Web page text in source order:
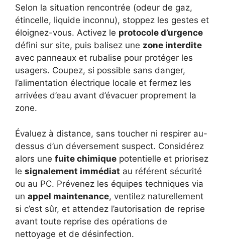
Selon la situation rencontrée (odeur de gaz,
étincelle, liquide inconnu), stoppez les gestes et
éloignez-vous. Activez le protocole d’urgence
défini sur site, puis balisez une zone interdite
avec panneaux et rubalise pour protéger les
usagers. Coupez, si possible sans danger,
l’alimentation électrique locale et fermez les
arrivées d’eau avant d’évacuer proprement la
zone.
Évaluez à distance, sans toucher ni respirer au-
dessus d’un déversement suspect. Considérez
alors une fuite chimique potentielle et priorisez
le signalement immédiat au référent sécurité
ou au PC. Prévenez les équipes techniques via
un appel maintenance, ventilez naturellement
si c’est sûr, et attendez l’autorisation de reprise
avant toute reprise des opérations de
nettoyage et de désinfection.